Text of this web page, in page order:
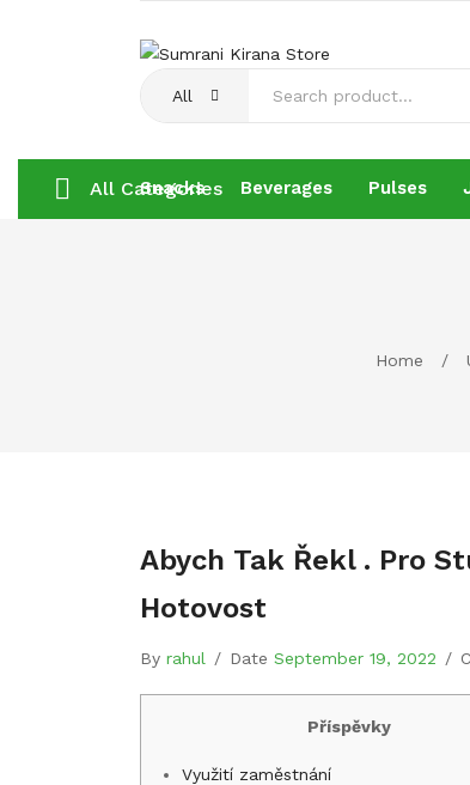
All
All Categories
Snacks Beverages Pulses
Home /
Abych Tak Řekl . Pro
Hotovost
By rahul / Date September 19, 2022 /
Příspěvky
Využití zaměstnání